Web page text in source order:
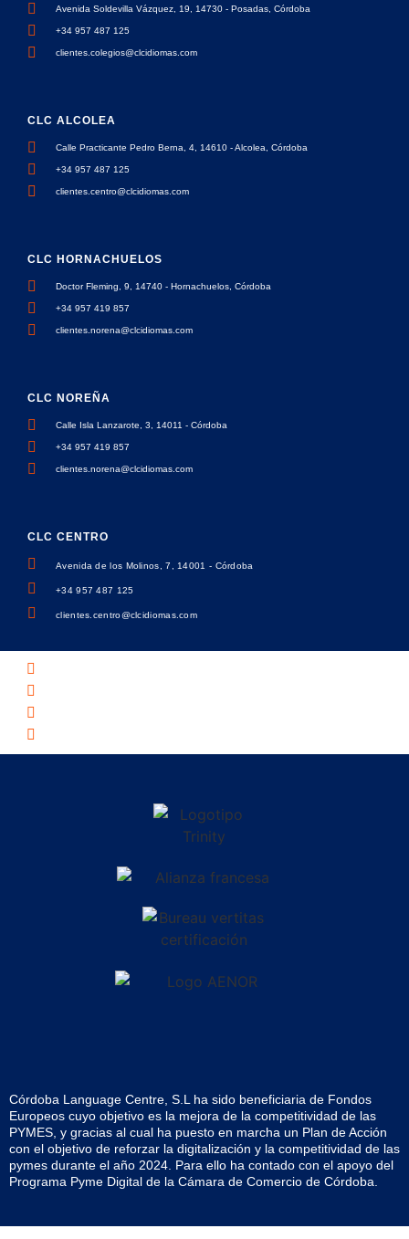
CLC CENTRO
Avenida de los Molinos, 7, 14001 - Córdoba
+34 957 487 125
clientes.centro@clcidiomas.com
CLC NOREÑA
Calle Isla Lanzarote, 3, 14011 - Córdoba
+34 957 419 857
clientes.norena@clcidiomas.com
CLC HORNACHUELOS
Doctor Fleming, 9, 14740 - Hornachuelos, Córdoba
+34 957 419 857
clientes.norena@clcidiomas.com
CLC ALCOLEA
Calle Practicante Pedro Berna, 4, 14610 - Alcolea, Córdoba
+34 957 487 125
clientes.centro@clcidiomas.com
Avenida Soldevilla Vázquez, 19, 14730 - Posadas, Córdoba
+34 957 487 125
clientes.colegios@clcidiomas.com
Córdoba Language Centre, S.L ha sido beneficiaria de Fondos
Europeos cuyo objetivo es la mejora de la competitividad de las
PYMES, y gracias al cual ha puesto en marcha un Plan de Acción
con el objetivo de reforzar la digitalización y la competitividad de las
pymes durante el año 2024. Para ello ha contado con el apoyo del
Programa Pyme Digital de la Cámara de Comercio de Córdoba.